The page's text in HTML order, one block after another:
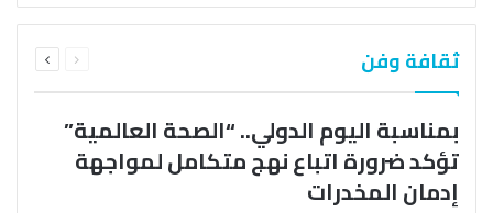
ثقافة وفن الصفحةالصفحة
بمناسبة اليوم الدولي.. “الصحة العالمية”
تؤكد ضرورة اتباع نهج متكامل لمواجهة
إدمان المخدرات